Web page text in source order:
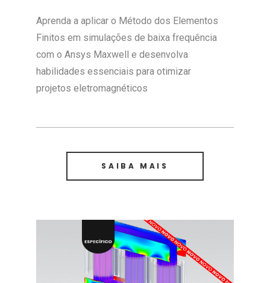
Aprenda a aplicar o Método dos Elementos
Finitos em simulações de baixa frequência
com o Ansys Maxwell e desenvolva
habilidades essenciais para otimizar
projetos eletromagnéticos
SAIBA MAIS